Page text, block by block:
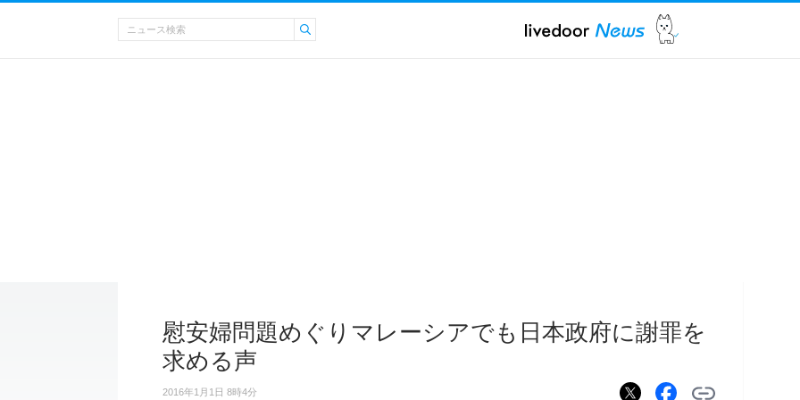
慰安婦問題めぐりマレーシアでも日本政府に謝罪を
求める声
2016年1月1日 8時4分